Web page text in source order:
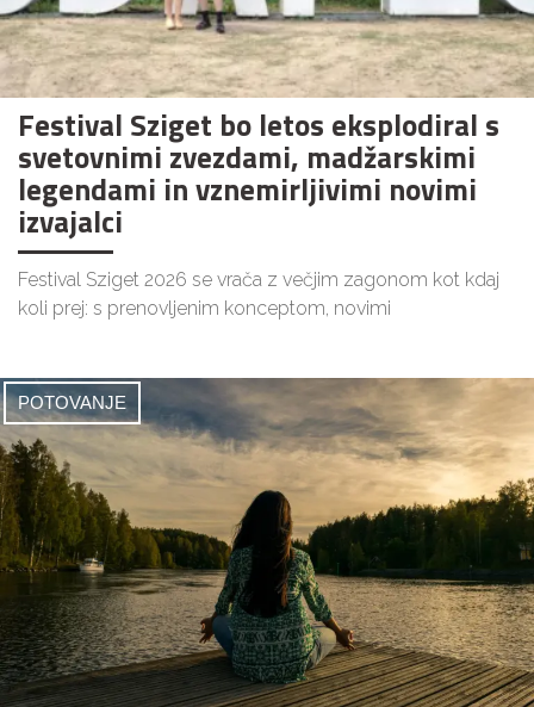
Festival Sziget bo letos eksplodiral s
svetovnimi zvezdami, madžarskimi
legendami in vznemirljivimi novimi
izvajalci
Festival Sziget 2026 se vrača z večjim zagonom kot kdaj
koli prej: s prenovljenim konceptom, novimi
POTOVANJE